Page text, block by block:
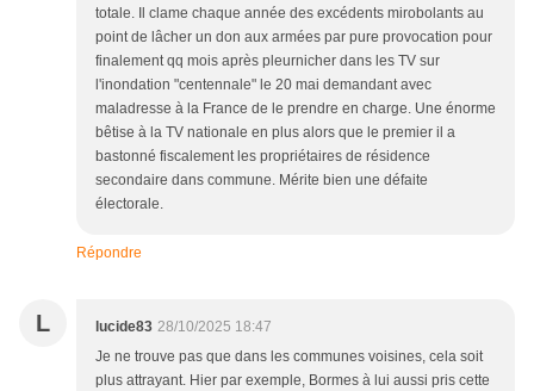
totale. Il clame chaque année des excédents mirobolants au
point de lâcher un don aux armées par pure provocation pour
finalement qq mois après pleurnicher dans les TV sur
l'inondation "centennale" le 20 mai demandant avec
maladresse à la France de le prendre en charge. Une énorme
bêtise à la TV nationale en plus alors que le premier il a
bastonné fiscalement les propriétaires de résidence
secondaire dans commune. Mérite bien une défaite
électorale.
Répondre
L lucide83 28/10/2025 18:47
Je ne trouve pas que dans les communes voisines, cela soit
plus attrayant. Hier par exemple, Bormes à lui aussi pris cette